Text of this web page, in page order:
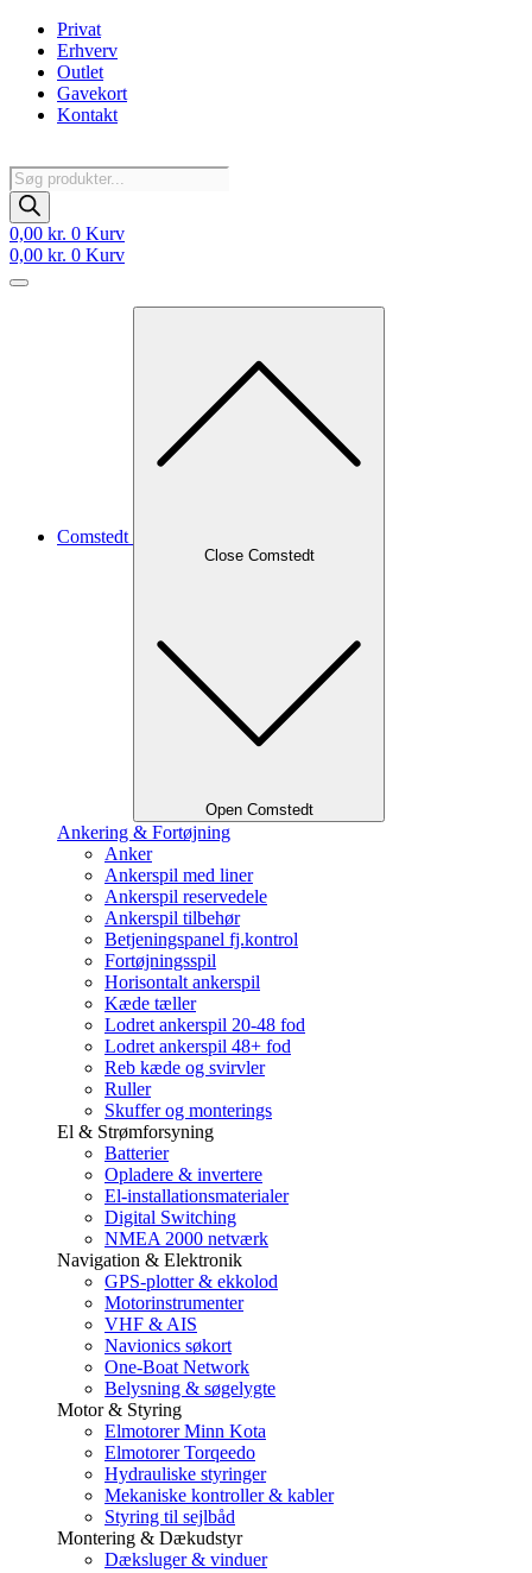
Videre
indhold
Privat
Erhverv
Outlet
Gavekort
Kontakt
Products
search
0,00 kr. 0 Kurv
0,00 kr. 0 Kurv
Comstedt
Close Comstedt
Open Comstedt
Ankering & Fortøjning
Anker
Ankerspil med liner
Ankerspil reservedele
Ankerspil tilbehør
Betjeningspanel fj.kontrol
Fortøjningsspil
Horisontalt ankerspil
Kæde tæller
Lodret ankerspil 20-48 fod
Lodret ankerspil 48+ fod
Reb kæde og svirvler
Ruller
Skuffer og monterings
El & Strømforsyning
Batterier
Opladere & invertere
El-installationsmaterialer
Digital Switching
NMEA 2000 netværk
Navigation & Elektronik
GPS-plotter & ekkolod
Motorinstrumenter
VHF & AIS
Navionics søkort
One-Boat Network
Belysning & søgelygte
Motor & Styring
Elmotorer Minn Kota
Elmotorer Torqeedo
Hydrauliske styringer
Mekaniske kontroller & kabler
Styring til sejlbåd
Montering & Dækudstyr
Dæksluger & vinduer